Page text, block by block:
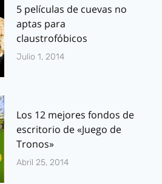
5 películas de cuevas no
aptas para
claustrofóbicos
Julio 1, 2014
Los 12 mejores fondos de
escritorio de «Juego de
Tronos»
Abril 25, 2014